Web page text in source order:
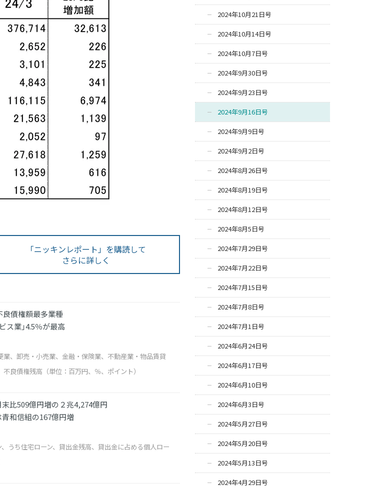
「ニッキンレポート」を購読して
さらに詳しく
債権額最多業種
ス業｣4.5％が最高
、卸売・小売業、金融・保険業、不動産業・物品賃貸
良債権残高（単位：百万円、％、ポイント）
比509億円増の２兆4,274億円
和信組の167億円増
うち住宅ローン、貸出金残高、貸出金に占める個人ロー
2024年10月21日号
2024年10月14日号
2024年10月7日号
2024年9月30日号
2024年9月23日号
2024年9月16日号
2024年9月9日号
2024年9月2日号
2024年8月26日号
2024年8月19日号
2024年8月12日号
2024年8月5日号
2024年7月29日号
2024年7月22日号
2024年7月15日号
2024年7月8日号
2024年7月1日号
2024年6月24日号
2024年6月17日号
2024年6月10日号
2024年6月3日号
2024年5月27日号
2024年5月20日号
2024年5月13日号
2024年4月29日号